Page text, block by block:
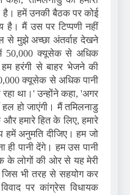
है। हमें उनकी बैठक पर कोई
है। मैं उस पर टिप्पणी नहीं
से मुझे अच्छा अंतर्वाह देखने
में 50,000 क्यूसेक से अधिक
हम हरंगी से बाहर भेजने की
क्यूसेक से अधिक पानी
था।' उन्होंने कहा, 'अगर
हल हो जाएंगी। मैं तमिलनाडु
हमारे हित के लिए, हमारे
अनुमति दीजिए। हम जो
पानी देंगे। हम उस पानी
के लोगों की ओर से यह मेरी
भी तरह से सहयोग कर
पर कांग्रेस विधायक